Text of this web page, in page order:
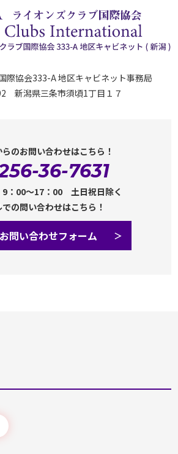
際協会333-A 地区キャビネット事務局
新潟県三条市須頃1丁目１７
のお問い合わせはこちら！
36-7631
：00～17：00 土日祝日除く
での問い合わせはこちら！
お問い合わせフォーム